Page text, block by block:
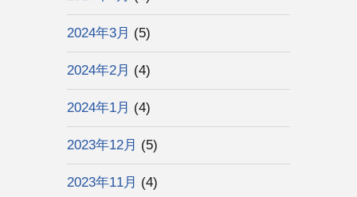
2024年3月 (5)
2024年2月 (4)
2024年1月 (4)
2023年12月 (5)
2023年11月 (4)